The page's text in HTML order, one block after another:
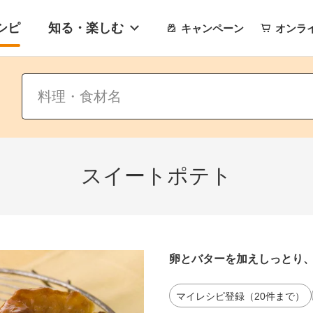
ピ 知る・楽しむ キャンペーン オンラ
スイートポテト
卵とバターを加えしっとり
マイレシピ登録（20件まで）